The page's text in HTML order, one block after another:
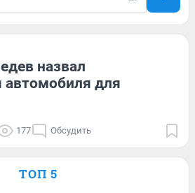
назвал
автомобиля для
177 Обсудить
ТОП 5